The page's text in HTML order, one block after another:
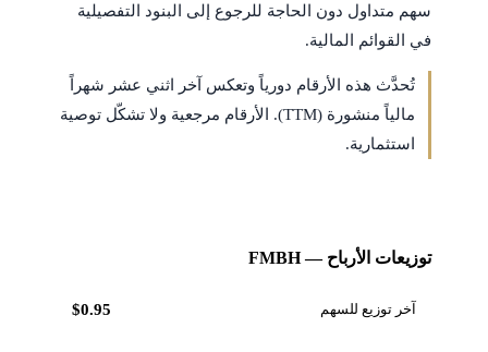
سهم متداول دون الحاجة للرجوع إلى البنود التفصيلية
في القوائم المالية.
تُحدَّث هذه الأرقام دورياً وتعكس آخر اثني عشر شهراً
مالياً منشورة (TTM). الأرقام مرجعية ولا تشكّل توصية
استثمارية.
توزيعات الأرباح — FMBH
آخر توزيع للسهم $0.95